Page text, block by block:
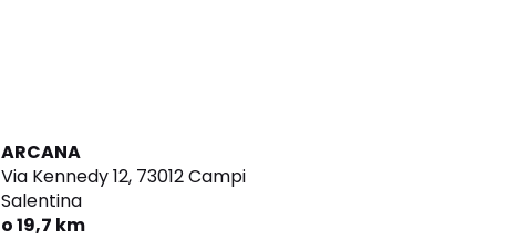
ARCANA
Via Kennedy 12, 73012 Campi
Salentina
o 19,7 km